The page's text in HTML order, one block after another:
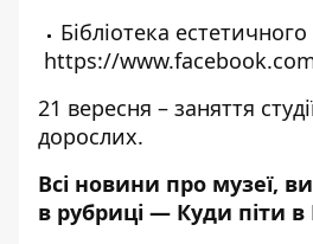
Бібліотека
https://
21 вересня – заняття
дорослих.
Всі новини про музеї,
в рубриці — Куди піти в